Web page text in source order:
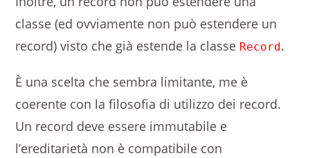
classe (ed ovviamente non può estendere un
record) visto che già estende la classe Record .
È una scelta che sembra limitante, me è
coerente con la filosofia di utilizzo dei record.
Un record deve essere immutabile e
l’ereditarietà non è compatibile con